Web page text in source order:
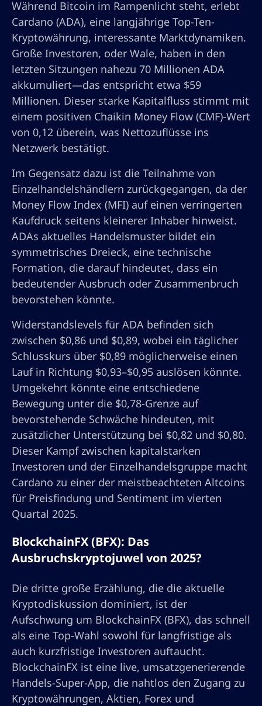
Während Bitcoin im Rampenlicht steht, erlebt
Cardano (ADA), eine langjährige Top-Ten-
Kryptowährung, interessante Marktdynamiken.
Große Investoren, oder Wale, haben in den
letzten Sitzungen nahezu 70 Millionen ADA
akkumuliert—das entspricht etwa $59
Millionen. Dieser starke Kapitalfluss stimmt mit
einem positiven Chaikin Money Flow (CMF)-Wert
von 0,12 überein, was Nettozuflüsse ins
Netzwerk bestätigt.
Im Gegensatz dazu ist die Teilnahme von
Einzelhandelshändlern zurückgegangen, da der
Money Flow Index (MFI) auf einen verringerten
Kaufdruck seitens kleinerer Inhaber hinweist.
ADAs aktuelles Handelsmuster bildet ein
symmetrisches Dreieck, eine technische
Formation, die darauf hindeutet, dass ein
bedeutender Ausbruch oder Zusammenbruch
bevorstehen könnte.
Widerstandslevels für ADA befinden sich
zwischen $0,86 und $0,89, wobei ein täglicher
Schlusskurs über $0,89 möglicherweise einen
Lauf in Richtung $0,93–$0,95 auslösen könnte.
Umgekehrt könnte eine entschiedene
Bewegung unter die $0,78-Grenze auf
bevorstehende Schwäche hindeuten, mit
zusätzlicher Unterstützung bei $0,82 und $0,80.
Dieser Kampf zwischen kapitalstarken
Investoren und der Einzelhandelsgruppe macht
Cardano zu einer der meistbeachteten Altcoins
für Preisfindung und Sentiment im vierten
Quartal 2025.
BlockchainFX (BFX): Das
Ausbruchskryptojuwel von 2025?
Die dritte große Erzählung, die die aktuelle
Kryptodiskussion dominiert, ist der
Aufschwung um BlockchainFX (BFX), das schnell
als eine Top-Wahl sowohl für langfristige als
auch kurzfristige Investoren auftaucht.
BlockchainFX ist eine live, umsatzgenerierende
Handels-Super-App, die nahtlos den Zugang zu
Kryptowährungen, Aktien, Forex und